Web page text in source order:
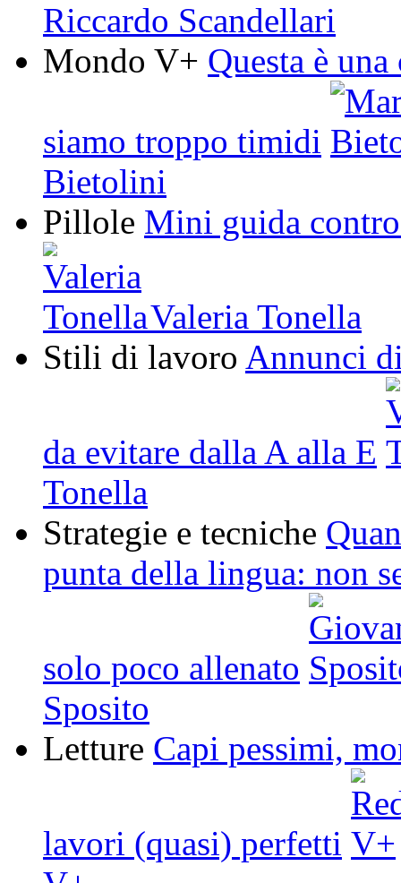
Riccardo Scandellari
Mondo V+ Questa è
siamo troppo timidi
Bietolini
Pillole Mini guida
Valeria Tonella
Stili di lavoro Annunci
da evitare dalla A alla E
Tonella
Strategie e tecniche
punta della lingua: non
solo poco allenato
Sposito
Letture Capi pessimi,
lavori (quasi) perfetti